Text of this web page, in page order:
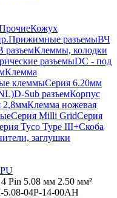
Кожух
Прижимные разъемыВЧ
разъемКлеммы, колодки
разъемыDC - под
Клемма
клеммыСерия 6.20мм
D-Sub разъемКорпус
2,8ммКлемма ножевая
Серия Milli GridСерия
Tyco Type III+Скоба
заглушки
Pin 5.08 мм 2.50 мм²
04P-14-00AH